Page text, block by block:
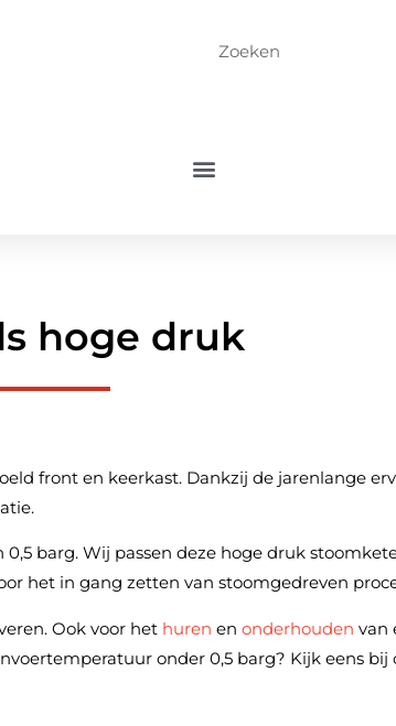
hoge druk
front en keerkast. Dankzij de jarenlange
barg. Wij passen deze hoge druk
het in gang zetten van stoomgedreven
Ook voor het huren en onderhouden van
onder 0,5 barg? Kijk eens bij